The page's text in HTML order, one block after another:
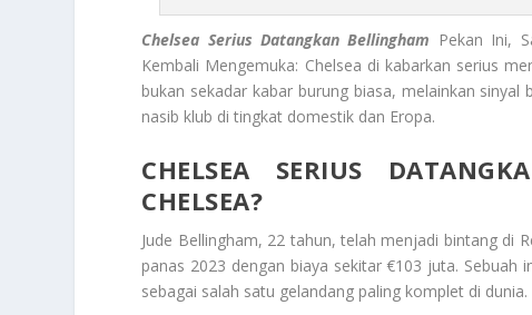
Chelsea Serius Datangkan Bellingham Pekan Ini,
Kembali Mengemuka: Chelsea di kabarkan serius
bukan sekadar kabar burung biasa, melainkan
nasib klub di tingkat domestik dan Eropa.
CHELSEA SERIUS
CHELSEA?
Jude Bellingham, 22 tahun, telah menjadi bintang di
panas 2023 dengan biaya sekitar €103 juta. Sebuah
sebagai salah satu gelandang paling komplet di dunia.